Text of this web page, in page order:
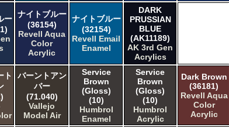
ー ナイトブルー
(36154)
Revell Aqua
Color
Acrylic
ナイトブルー
(32154)
Revell Email
Enamel
DARK
PRUSSIAN
BLUE
(AK11189)
AK 3rd Gen
Acrylics
ト
バーントアン
バー
(71.040)
Vallejo
Model Air
Service
Brown
(Gloss)
(10)
Humbrol
Enamel
Service
Brown
(Gloss)
(10)
Humbrol
Acrylic
Dark Brown
(36181)
Revell Aqua
Color
Acrylic